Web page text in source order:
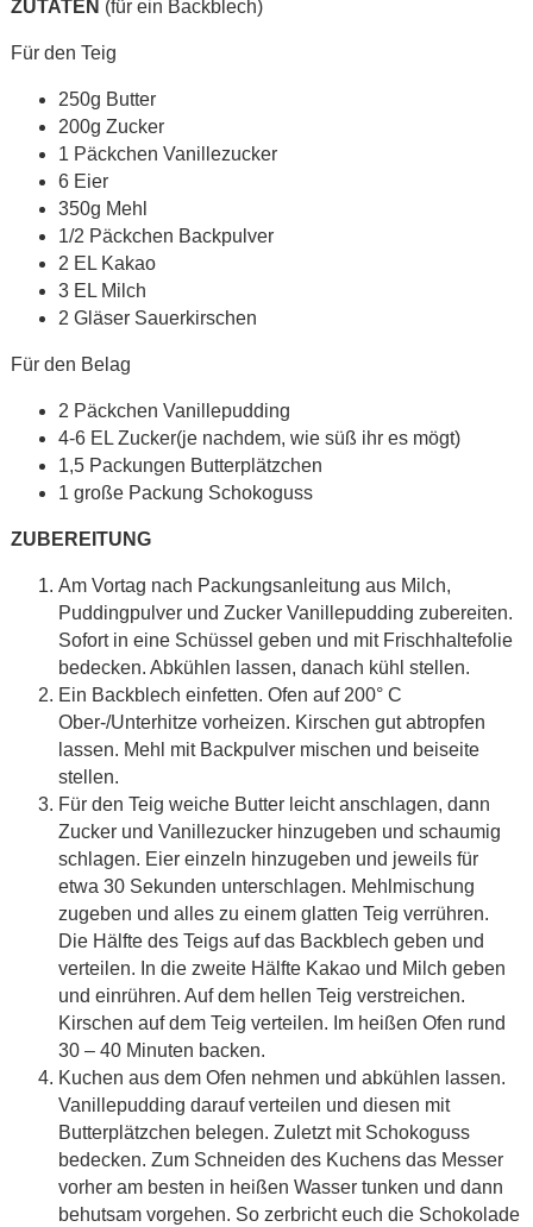
ZUTATEN (für ein Backblech)
Für den Teig
250g Butter
200g Zucker
1 Päckchen Vanillezucker
6 Eier
350g Mehl
1/2 Päckchen Backpulver
2 EL Kakao
3 EL Milch
2 Gläser Sauerkirschen
Für den Belag
2 Päckchen Vanillepudding
4-6 EL Zucker(je nachdem, wie süß ihr es mögt)
1,5 Packungen Butterplätzchen
1 große Packung Schokoguss
ZUBEREITUNG
Am Vortag nach Packungsanleitung aus Milch,
Puddingpulver und Zucker Vanillepudding zubereiten.
Sofort in eine Schüssel geben und mit Frischhaltefolie
bedecken. Abkühlen lassen, danach kühl stellen.
Ein Backblech einfetten. Ofen auf 200° C
Ober-/Unterhitze vorheizen. Kirschen gut abtropfen
lassen. Mehl mit Backpulver mischen und beiseite
stellen.
Für den Teig weiche Butter leicht anschlagen, dann
Zucker und Vanillezucker hinzugeben und schaumig
schlagen. Eier einzeln hinzugeben und jeweils für
etwa 30 Sekunden unterschlagen. Mehlmischung
zugeben und alles zu einem glatten Teig verrühren.
Die Hälfte des Teigs auf das Backblech geben und
verteilen. In die zweite Hälfte Kakao und Milch geben
und einrühren. Auf dem hellen Teig verstreichen.
Kirschen auf dem Teig verteilen. Im heißen Ofen rund
30 – 40 Minuten backen.
Kuchen aus dem Ofen nehmen und abkühlen lassen.
Vanillepudding darauf verteilen und diesen mit
Butterplätzchen belegen. Zuletzt mit Schokoguss
bedecken. Zum Schneiden des Kuchens das Messer
vorher am besten in heißen Wasser tunken und dann
behutsam vorgehen. So zerbricht euch die Schokolade